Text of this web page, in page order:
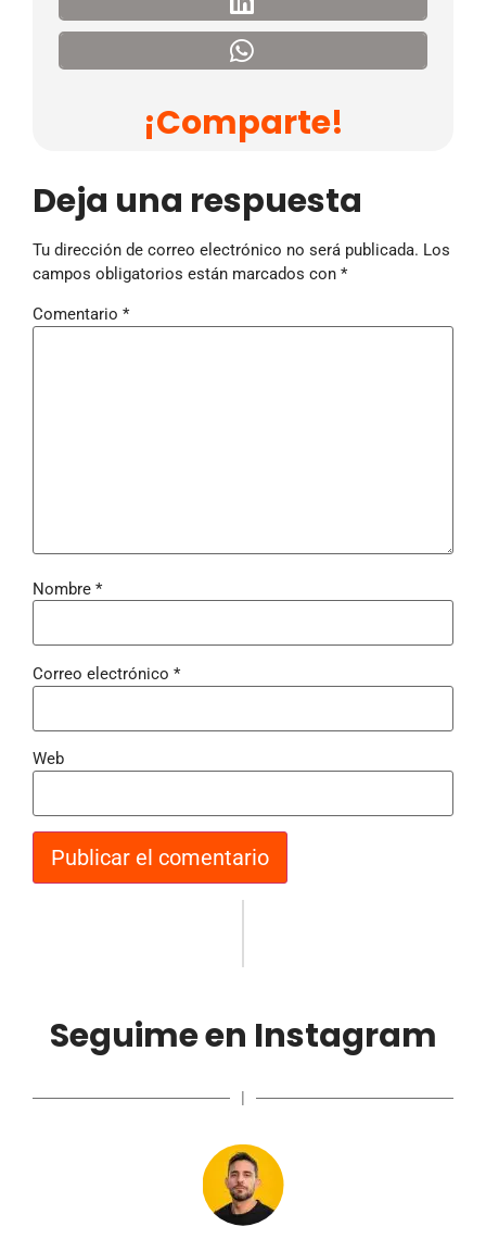
¡Comparte!
Deja una respuesta
Tu dirección de correo electrónico no será publicada. Los
campos obligatorios están marcados con *
Comentario *
Nombre *
Correo electrónico *
Web
Seguime en Instagram
|